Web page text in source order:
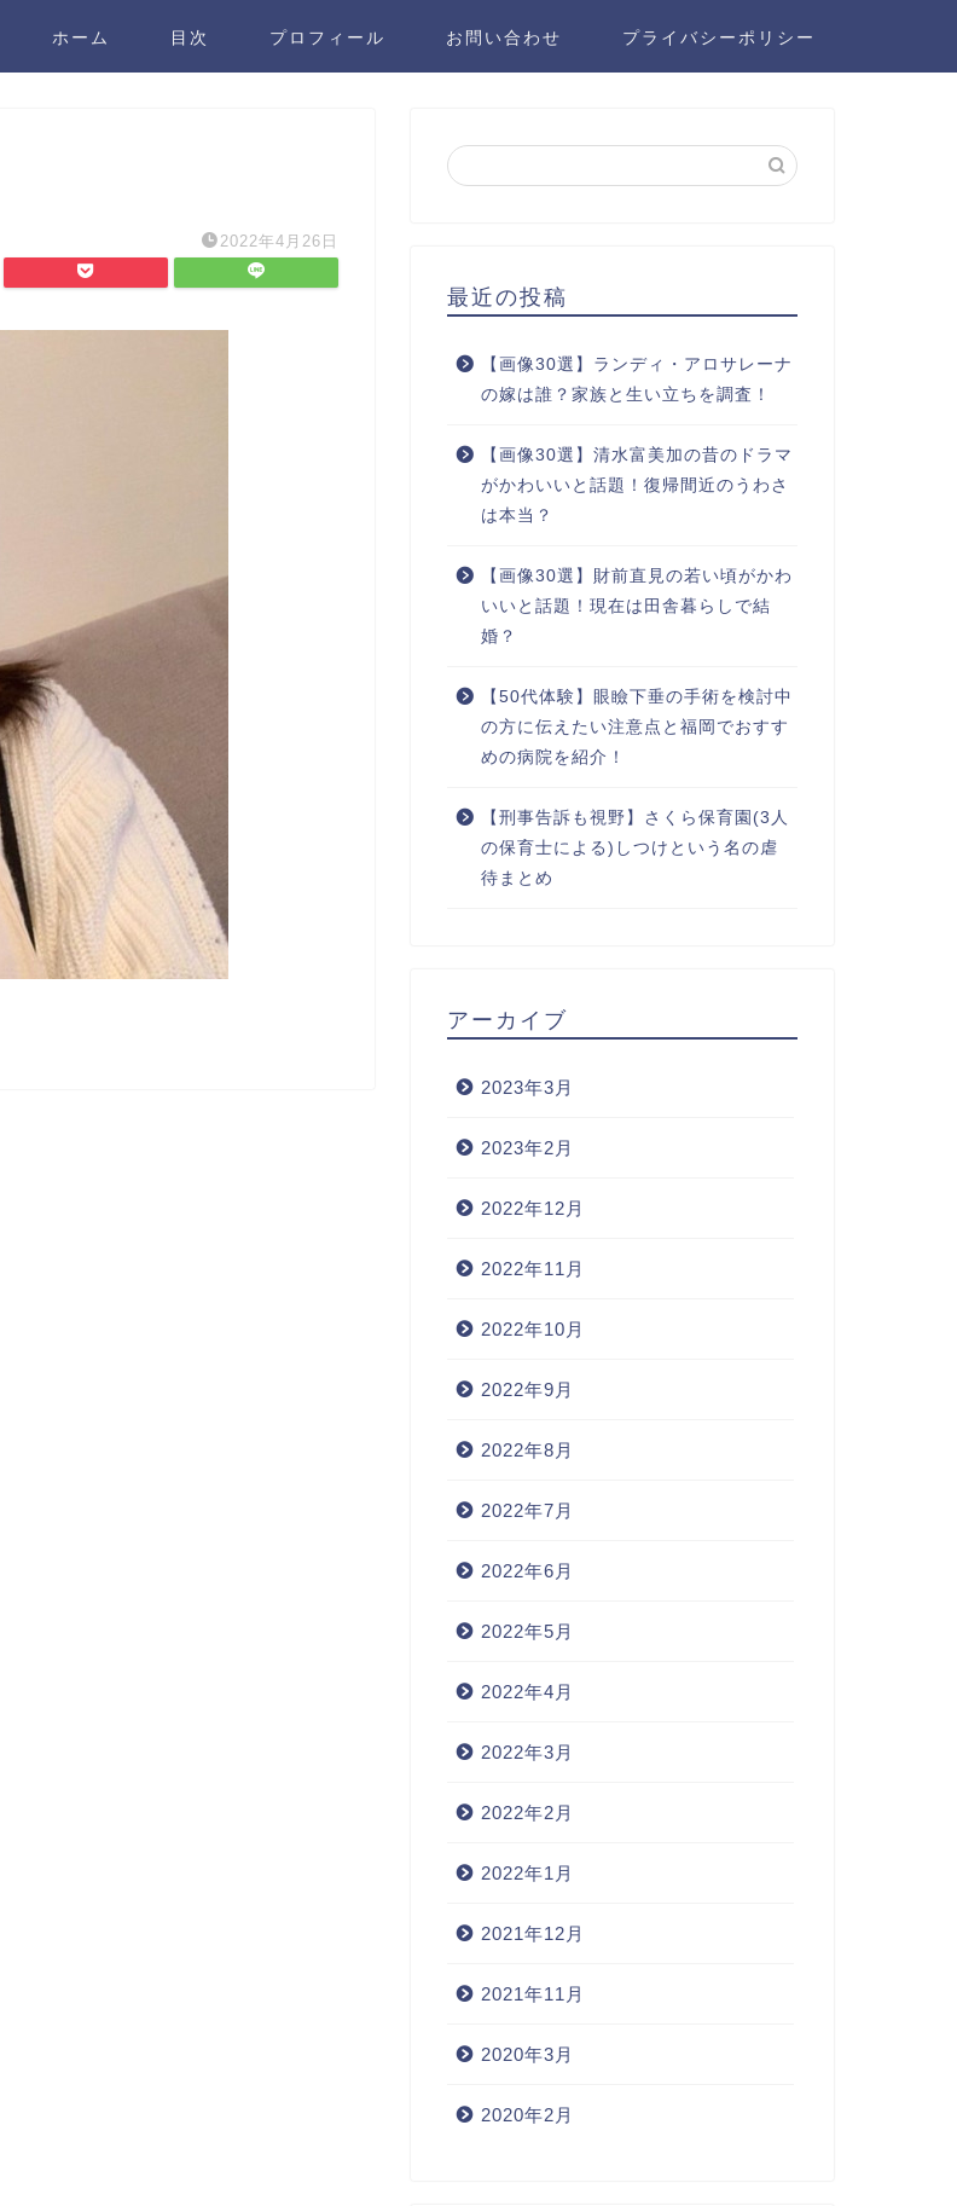
ホーム 目次 プロフィール お問い合わせ プライバシーポリシー
2022年4月26日
最近の投稿
【画像30選】ランディ・アロサレーナ
の嫁は誰？家族と生い立ちを調査！
【画像30選】清水富美加の昔のドラマ
がかわいいと話題！復帰間近のうわさ
は本当？
【画像30選】財前直見の若い頃がかわ
いいと話題！現在は田舎暮らしで結
婚？
【50代体験】眼瞼下垂の手術を検討中
の方に伝えたい注意点と福岡でおすす
めの病院を紹介！
【刑事告訴も視野】さくら保育園(3人
の保育士による)しつけという名の虐
待まとめ
アーカイブ
2023年3月
2023年2月
2022年12月
2022年11月
2022年10月
2022年9月
2022年8月
2022年7月
2022年6月
2022年5月
2022年4月
2022年3月
2022年2月
2022年1月
2021年12月
2021年11月
2020年3月
2020年2月